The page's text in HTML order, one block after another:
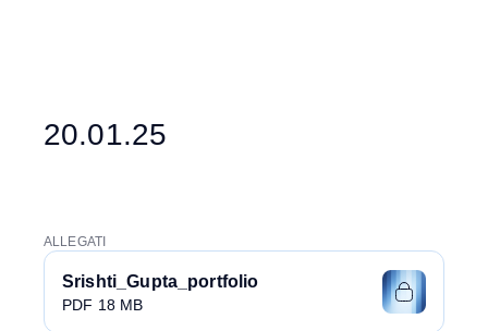
20.01.25
ALLEGATI
Srishti_Gupta_portfolio
PDF 18 MB